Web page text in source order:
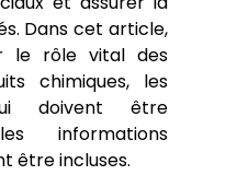
Dans cet article,
le rôle vital des
chimiques, les
doivent être
informations
être incluses.